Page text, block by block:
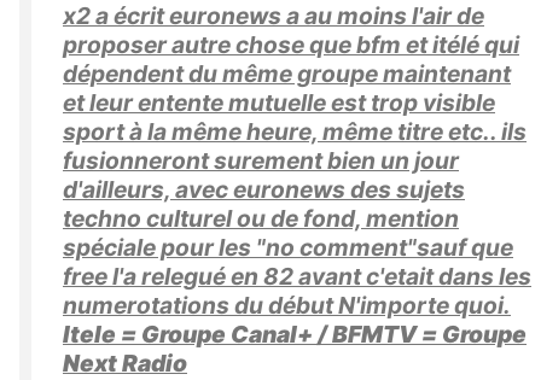
x2 a écrit euronews a au moins l'air de
proposer autre chose que bfm et itélé qui
dépendent du même groupe maintenant
et leur entente mutuelle est trop visible
sport à la même heure, même titre etc.. ils
fusionneront surement bien un jour
d'ailleurs, avec euronews des sujets
techno culturel ou de fond, mention
spéciale pour les "no comment"sauf que
free l'a relegué en 82 avant c'etait dans les
numerotations du début N'importe quoi.
Itele = Groupe Canal+ / BFMTV = Groupe
Next Radio